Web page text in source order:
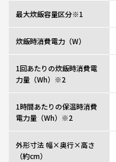
最大炊飯容量区分※1
炊飯時消費電力（W）
1回あたりの炊飯時消費電
力量（Wh）※2
1時間あたりの保温時消費
電力量（Wh）※2
外形寸法 幅×奥行×高さ
（約cm）